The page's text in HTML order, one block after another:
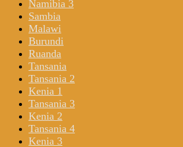
Namibia 3
Sambia
Malawi
Burundi
Ruanda
Tansania
Tansania 2
Kenia 1
Tansania 3
Kenia 2
Tansania 4
Kenia 3